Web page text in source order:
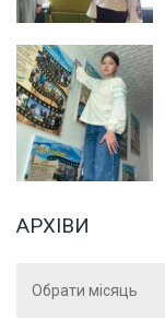
АРХІВИ